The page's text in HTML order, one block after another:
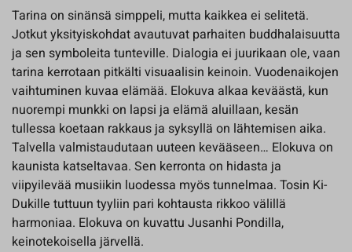
Tarina on sinänsä simppeli, mutta kaikkea ei selitetä.
Jotkut yksityiskohdat avautuvat parhaiten buddhalaisuutta
ja sen symboleita tunteville. Dialogia ei juurikaan ole, vaan
tarina kerrotaan pitkälti visuaalisin keinoin. Vuodenaikojen
vaihtuminen kuvaa elämää. Elokuva alkaa keväästä, kun
nuorempi munkki on lapsi ja elämä aluillaan, kesän
tullessa koetaan rakkaus ja syksyllä on lähtemisen aika.
Talvella valmistaudutaan uuteen kevääseen… Elokuva on
kaunista katseltavaa. Sen kerronta on hidasta ja
viipyilevää musiikin luodessa myös tunnelmaa. Tosin Ki-
Dukille tuttuun tyyliin pari kohtausta rikkoo välillä
harmoniaa. Elokuva on kuvattu Jusanhi Pondilla,
keinotekoisella järvellä.